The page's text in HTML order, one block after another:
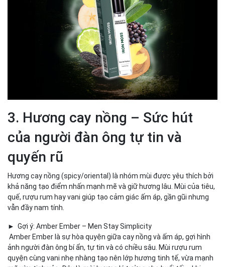
3. Hương cay nồng – Sức hút
của người đàn ông tự tin và
quyến rũ
Hương cay nồng (spicy/oriental) là nhóm mùi được yêu thích bởi
khả năng tạo điểm nhấn mạnh mẽ và giữ hương lâu. Mùi của tiêu,
quế, rượu rum hay vani giúp tạo cảm giác ấm áp, gần gũi nhưng
vẫn đầy nam tính.
► Gợi ý: Amber Ember – Men Stay Simplicity
Amber Ember là sự hòa quyện giữa cay nồng và ấm áp, gợi hình
ảnh người đàn ông bí ẩn, tự tin và có chiều sâu. Mùi rượu rum
quyện cùng vani nhẹ nhàng tạo nên lớp hương tinh tế, vừa mạnh